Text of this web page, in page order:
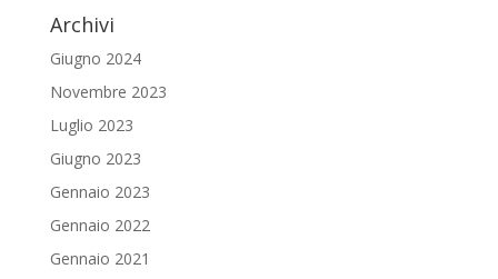
Archivi
Giugno 2024
Novembre 2023
Luglio 2023
Giugno 2023
Gennaio 2023
Gennaio 2022
Gennaio 2021